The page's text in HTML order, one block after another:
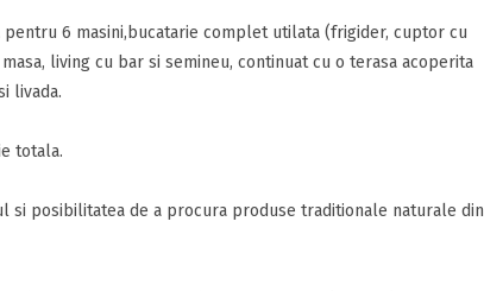
6 masini,bucatarie complet utilata (frigider, cuptor cu
living cu bar si semineu, continuat cu o terasa acoperita
livada.
totala.
posibilitatea de a procura produse traditionale naturale din